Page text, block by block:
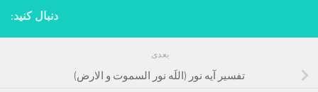
دنبال کنید:
بعدی
تفسیر آیه نور (اللَه نور السموت و الارض)